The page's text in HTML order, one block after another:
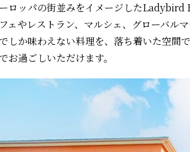
ロッパの街並みをイメージしたLadybird
ェやレストラン、マルシェ、グローバル
しか味わえない料理を、落ち着いた空間
お過ごしいただけます。